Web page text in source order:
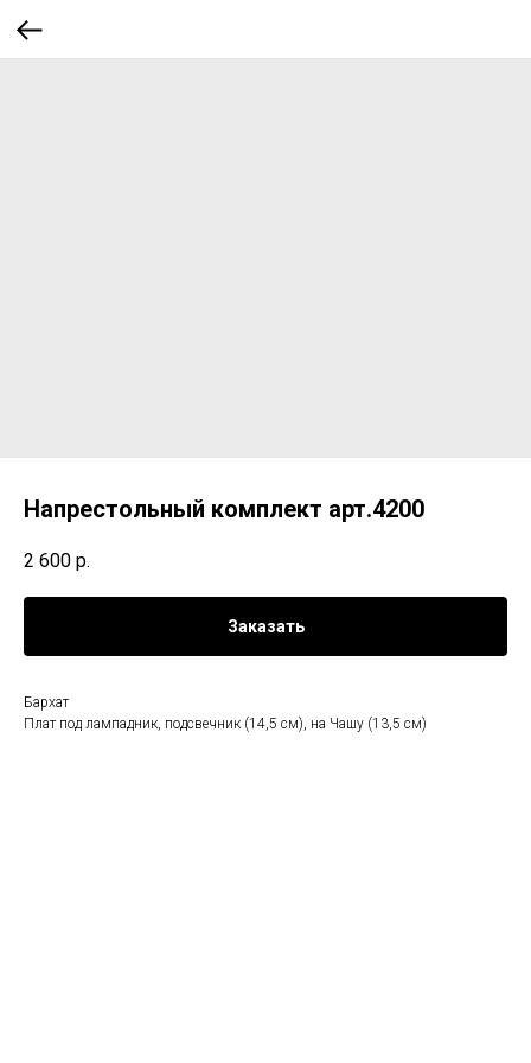
Напрестольный комплект арт.4200
2 600 р.
Заказать
Бархат
Плат под лампадник, подсвечник (14,5 см), на Чашу (13,5 см)